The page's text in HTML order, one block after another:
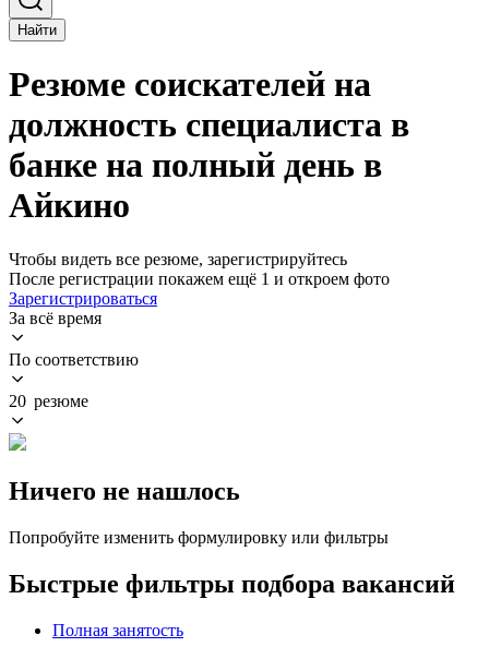
Найти
Резюме соискателей на
должность специалиста в
банке на полный день в
Айкино
Чтобы видеть все резюме, зарегистрируйтесь
После регистрации покажем ещё 1 и откроем фото
Зарегистрироваться
За всё время
По соответствию
20 резюме
Ничего не нашлось
Попробуйте изменить формулировку или фильтры
Быстрые фильтры подбора вакансий
Полная занятость